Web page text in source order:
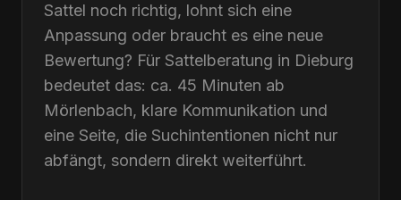
Sattel noch richtig, lohnt sich eine
Anpassung oder braucht es eine neue
Bewertung? Für Sattelberatung in Dieburg
bedeutet das: ca. 45 Minuten ab
Mörlenbach, klare Kommunikation und
eine Seite, die Suchintentionen nicht nur
abfängt, sondern direkt weiterführt.